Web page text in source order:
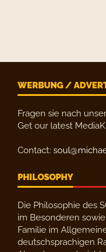
WERBUNG /
Fragen sie nach
Get our latest
Contact:
PHILOSOPHY
Die Philosophie des
im Besonderen
Familie im
deutschsprachigen